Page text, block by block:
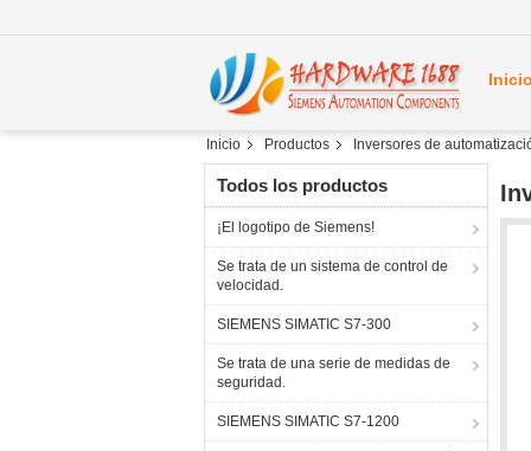
Inicio
Inicio Productos Inversores de
Todos los productos
¡El logotipo de Siemens!
Se trata de un sistema de control de
velocidad.
SIEMENS SIMATIC S7-300
Se trata de una serie de medidas de
seguridad.
SIEMENS SIMATIC S7-1200